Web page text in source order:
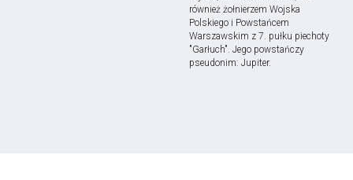
również żołnierzem Wojska
Polskiego i Powstańcem
Warszawskim z 7. pułku piechoty
"Garłuch". Jego powstańczy
pseudonim: Jupiter.